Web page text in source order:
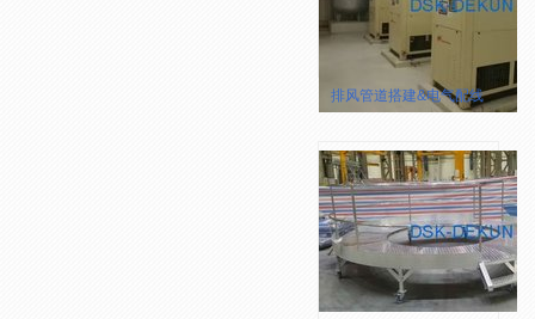
排风管道搭建&电气配线